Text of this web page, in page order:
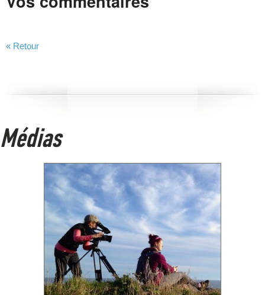
« Retour
Médias